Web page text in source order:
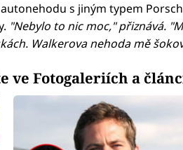
s jiným typem
"Nebylo to nic moc," přiznává.
Walkerova nehoda mě
ve Fotogaleriích a